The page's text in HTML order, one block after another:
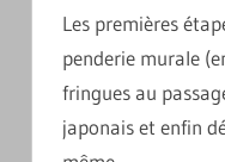
Les premières
penderie murale
fringues au
japonais et enfin